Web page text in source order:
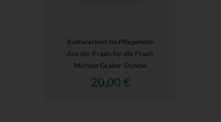
Kulturarbeit im Pflegeheim
Aus der Praxis für die Praxis
Michael Graber-Dünow
20,00 €